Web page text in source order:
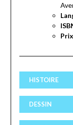
HISTOIRE
DESSIN